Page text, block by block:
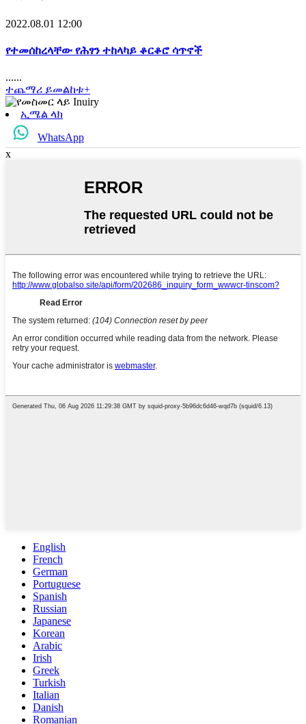
2022.08.01 12:00
የተመሰከረላቸው የሕፃን ተከላካይ ቆርቆሮ ሳጥኖች
......
ተጨማሪ ይመልከቱ+
ኢሜል ላክ
WhatsApp
x
English
French
German
Portuguese
Spanish
Russian
Japanese
Korean
Arabic
Irish
Greek
Turkish
Italian
Danish
Romanian